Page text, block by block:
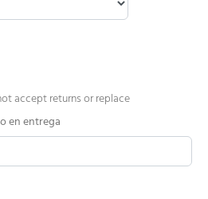
accept returns or replace
en entrega